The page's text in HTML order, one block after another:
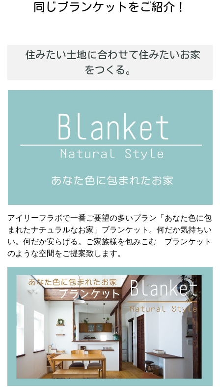
同じブランケットをご紹介！
住みたい土地に合わせて住みたいお家
をつくる。
アイリーフラボで一番ご要望の多いプラン「あなた色に包
まれたナチュラルなお家」ブランケット。何だか気持ちい
い。何だか安らげる。ご家族様を包みこむ ブランケット
のような空間をご提案致します。